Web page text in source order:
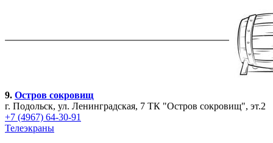
9. Остров сокровищ
г. Подольск, ул. Ленинградская, 7 ТК "Остров сокровищ", эт.2
+7 (4967) 64-30-91
Телеэкраны